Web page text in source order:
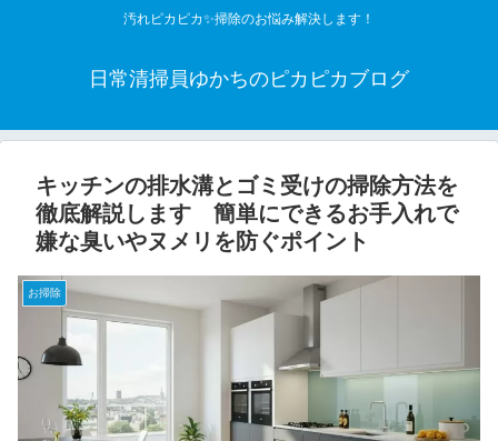
汚れピカピカ✨掃除のお悩み解決します！
日常清掃員ゆかちのピカピカブログ
キッチンの排水溝とゴミ受けの掃除方法を
徹底解説します 簡単にできるお手入れで
嫌な臭いやヌメリを防ぐポイント
お掃除